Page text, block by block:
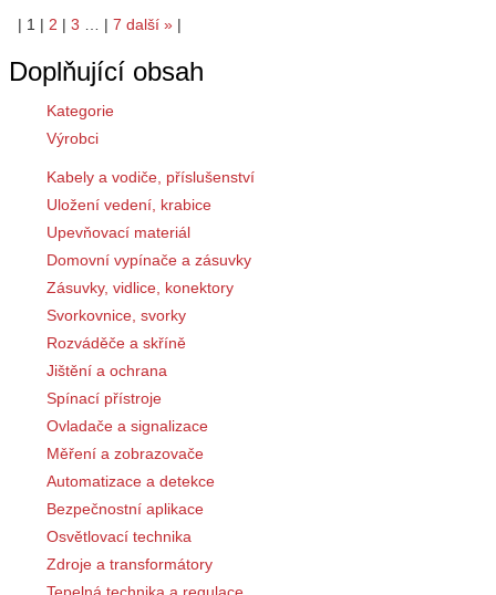
| 1 | 2 | 3 | 7 další » |
Doplňující obsah
Kategorie
Výrobci
Kabely a vodiče, příslušenství
Uložení vedení, krabice
Upevňovací materiál
Domovní vypínače a zásuvky
Zásuvky, vidlice, konektory
Svorkovnice, svorky
Rozváděče a skříně
Jištění a ochrana
Spínací přístroje
Ovladače a signalizace
Měření a zobrazovače
Automatizace a detekce
Bezpečnostní aplikace
Osvětlovací technika
Zdroje a transformátory